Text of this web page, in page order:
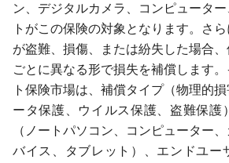
ン、デジタルカメラ、コンピュータ
トがこの保険の対象となります。さ
が盗難、損傷、または紛失した場合
ごとに異なる形で損失を補償します
ト保険市場は、補償タイプ（物理的
ータ保護、ウイルス保護、盗難保護
（ノートパソコン、コンピューター
バイス、タブレット）、エンドユー